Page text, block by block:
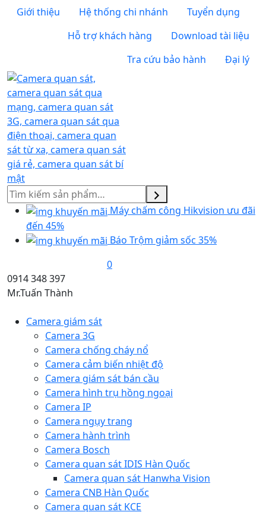
Giới thiệu Hệ thống chi nhánh
Tuyển dụng
Hỗ trợ khách hàng
Download tài liệu
Tra cứu bảo hành
Đại lý
Tìm
kiếm
Máy chấm công Hikvision ưu đãi
đến 45%
Báo Trộm giảm sốc 35%
0
0914 348 397
Mr.Tuấn Thành
Camera giám sát
Camera 3G
Camera chống cháy nổ
Camera cảm biến nhiệt độ
Camera giám sát bán cầu
Camera hình trụ hồng ngoại
Camera IP
Camera ngụy trang
Camera hành trình
Camera Bosch
Camera quan sát IDIS Hàn Quốc
Camera quan sát Hanwha Vision
Camera CNB Hàn Quốc
Camera quan sát KCE